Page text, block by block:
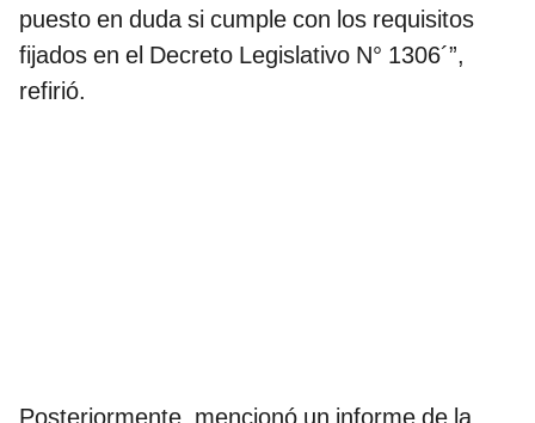
puesto en duda si cumple con los requisitos
fijados en el Decreto Legislativo N° 1306´”,
refirió.
Posteriormente, mencionó un informe de la